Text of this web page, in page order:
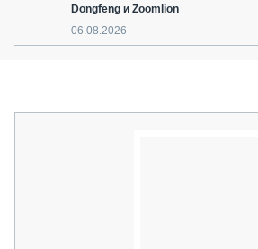
Dongfeng и Zoomlion
06.08.2026